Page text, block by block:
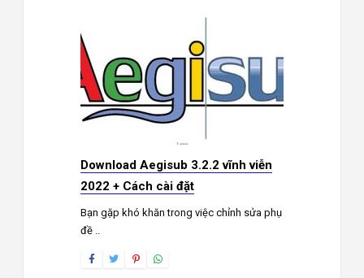
Download Aegisub 3.2.2 vĩnh viễn
2022 + Cách cài đặt
Bạn gặp khó khăn trong việc chỉnh sửa phụ
đề ..